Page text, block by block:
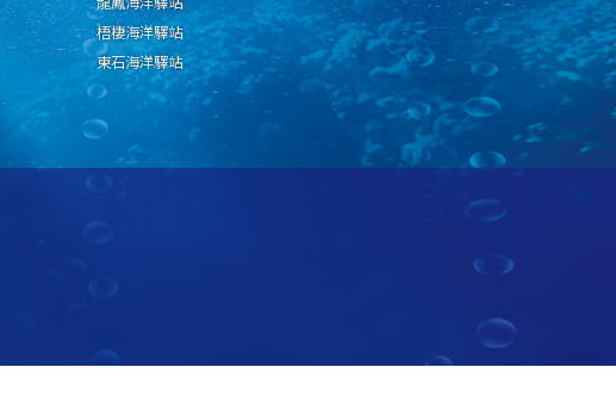
梧棲海洋驛站
東石海洋驛站